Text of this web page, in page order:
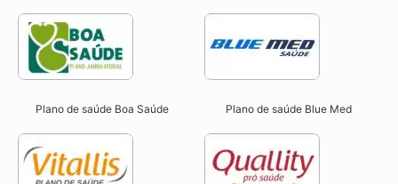
Plano de saúde Boa Saúde Plano de saúde Blue Med